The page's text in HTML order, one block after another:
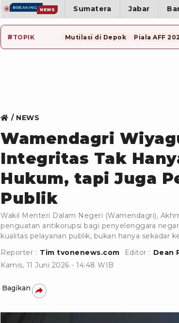
BREAKING NEWS Sumatera Jabar
# TOPIK Mutilasi di Depok Piala AFF
NEWS
Wamendagri
Integritas Tak
Hukum, tapi Juga
Publik
Wakil Menteri Dalam Negeri (Wamendagri),
penguatan antikorupsi bagi penyelenggara
kualitas pelayanan publik, bukan hanya sekadar
Reporter : Tim tvonenews.com Editor : Dean
Kamis, 11 Juni 2026 - 14:48 WIB
Bagikan